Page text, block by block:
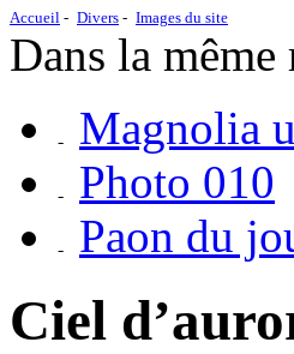
Accueil Divers Images du site
Dans la
Magnolia
Photo 010
Paon du
Ciel